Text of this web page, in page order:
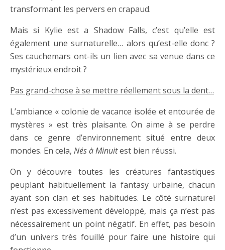
transformant les pervers en crapaud.
Mais si Kylie est a Shadow Falls, c’est qu’elle est
également une surnaturelle… alors qu’est-elle donc ?
Ses cauchemars ont-ils un lien avec sa venue dans ce
mystérieux endroit ?
Pas grand-chose à se mettre réellement sous la dent…
L’ambiance « colonie de vacance isolée et entourée de
mystères » est très plaisante. On aime à se perdre
dans ce genre d’environnement situé entre deux
mondes. En cela, Nés à Minuitest bien réussi.
On y découvre toutes les créatures fantastiques
peuplant habituellement la fantasy urbaine, chacun
ayant son clan et ses habitudes. Le côté surnaturel
n’est pas excessivement développé, mais ça n’est pas
nécessairement un point négatif. En effet, pas besoin
d’un univers très fouillé pour faire une histoire qui